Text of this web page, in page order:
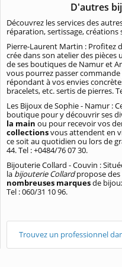
D'autres
Découvrez les services des
réparation, sertissage, créations
Pierre-Laurent Martin : Profitez
crée dans son atelier des
de ses boutiques de Namur et
vous pourrez passer
répondant à vos envies
bracelets, etc. sertis de pierres.
Les Bijoux de Sophie - Namur :
boutique pour y découvrir ses
la main ou pour recevoir vos
collectionsvous attendent en
ce soit au quotidien ou lors de
44. Tel : +0484/76 07 30.
Bijouterie Collard - Couvin :
la bijouterie Collardpropose des
nombreuses marquesde
Tel : 060/31 10 96.
Trouvez un professionnel